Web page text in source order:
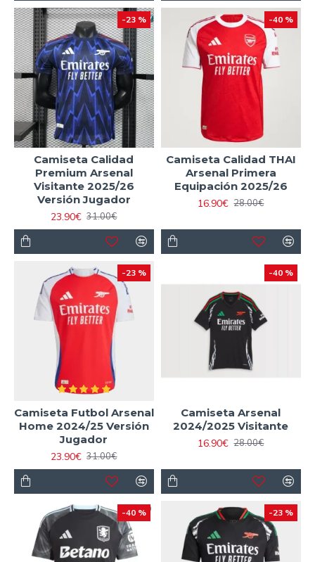
-23 %
Camiseta Calidad
Premium Arsenal
Visitante 2025/26
Versión Jugador
23.90€ 31.00€
-40 %
Camiseta Calidad THAI
Arsenal Primera
Equipación 2025/26
16.90€ 28.00€
-23 %
Camiseta Futbol Arsenal
Home 2024/25 Versión
Jugador
23.90€ 31.00€
-40 %
Camiseta Arsenal
2024/2025 Visitante
16.90€ 28.00€
-40 % -23 %